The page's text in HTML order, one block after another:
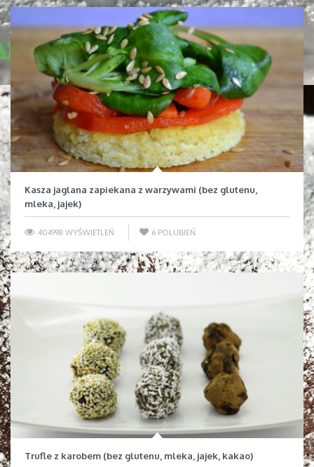
Kasza jaglana zapiekana z warzywami (bez glutenu,
mleka, jajek)
404998 WYŚWIETLEŃ 6 POLUBIEŃ
Trufle z karobem (bez glutenu, mleka, jajek, kakao)